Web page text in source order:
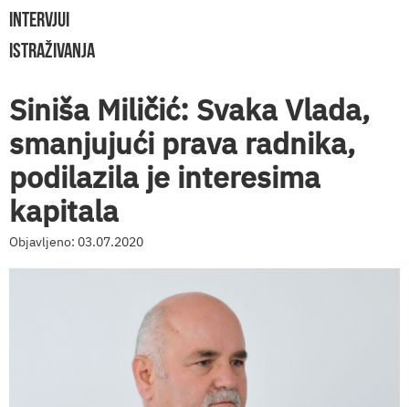
INTERVJUI
ISTRAŽIVANJA
Siniša Miličić: Svaka Vlada,
smanjujući prava radnika,
podilazila je interesima
kapitala
Objavljeno: 03.07.2020